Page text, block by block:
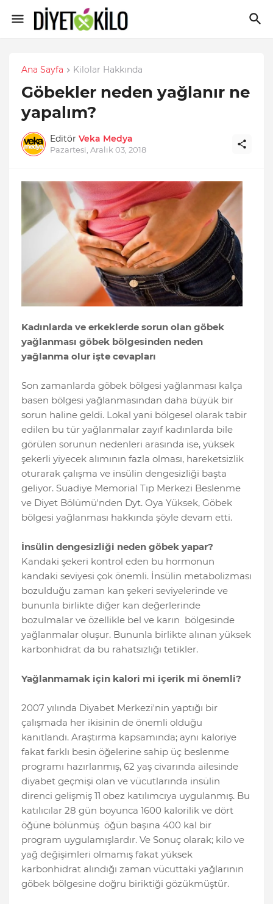
Ana Sayfa Kilolar Hakkında
Göbekler neden yağlanır ne
yapalım?
Editör Veka Medya
Pazartesi, Aralık 03, 2018
Kadınlarda ve erkeklerde sorun olan göbek
yağlanması göbek bölgesinden neden
yağlanma olur işte cevapları
Son zamanlarda göbek bölgesi yağlanması kalça
basen bölgesi yağlanmasından daha büyük bir
sorun haline geldi. Lokal yani bölgesel olarak tabir
edilen bu tür yağlanmalar zayıf kadınlarda bile
görülen sorunun nedenleri arasında ise, yüksek
şekerli yiyecek alımının fazla olması, hareketsizlik
oturarak çalışma ve insülin dengesizliği başta
geliyor. Suadiye Memorial Tıp Merkezi Beslenme
ve Diyet Bölümü'nden Dyt. Oya Yüksek, Göbek
bölgesi yağlanması hakkında şöyle devam etti.
İnsülin dengesizliği neden göbek yapar?
Kandaki şekeri kontrol eden bu hormonun
kandaki seviyesi çok önemli. İnsülin metabolizması
bozulduğu zaman kan şekeri seviyelerinde ve
bununla birlikte diğer kan değerlerinde
bozulmalar ve özellikle bel ve karın bölgesinde
yağlanmalar oluşur. Bununla birlikte alınan yüksek
karbonhidrat da bu rahatsızlığı tetikler.
Yağlanmamak için kalori mi içerik mi önemli?
2007 yılında Diyabet Merkezi'nin yaptığı bir
çalışmada her ikisinin de önemli olduğu
kanıtlandı. Araştırma kapsamında; aynı kaloriye
fakat farklı besin öğelerine sahip üç beslenme
programı hazırlanmış, 62 yaş civarında ailesinde
diyabet geçmişi olan ve vücutlarında insülin
direnci gelişmiş 11 obez katılımcıya uygulanmış. Bu
katılıcılar 28 gün boyunca 1600 kalorilik ve dört
öğüne bölünmüş öğün başına 400 kal bir
program uygulamışlardır. Ve Sonuç olarak; kilo ve
yağ değişimleri olmamış fakat yüksek
karbonhidrat alındığı zaman vücuttaki yağlarının
göbek bölgesine doğru biriktiği gözükmüştür.